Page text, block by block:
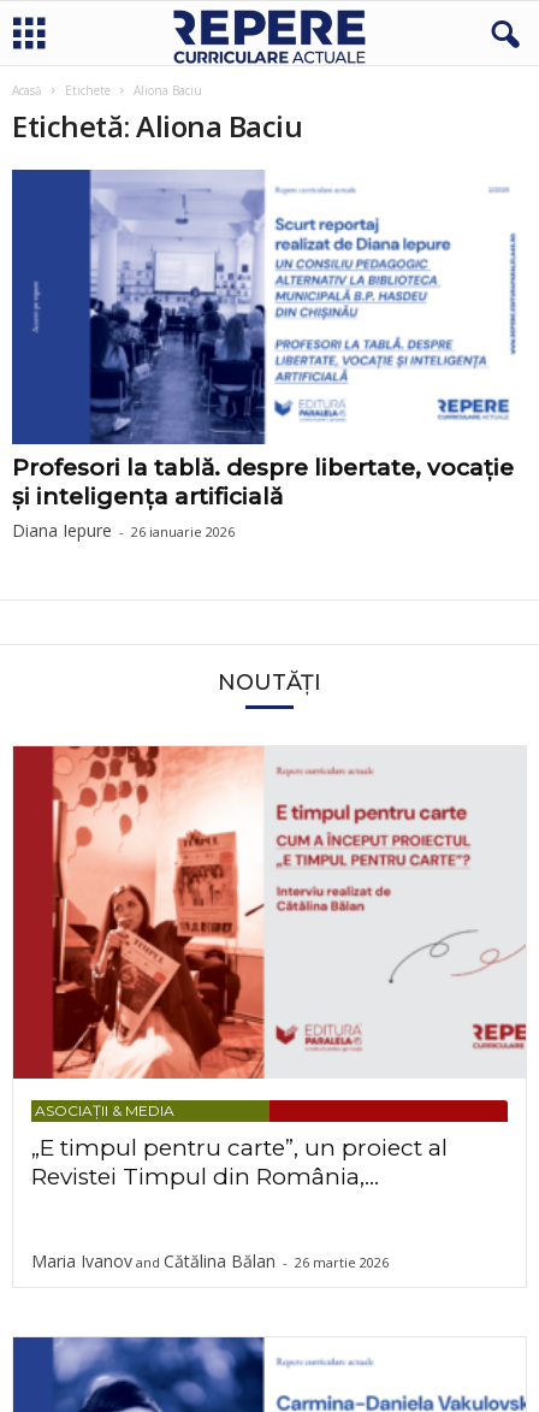
Acasă Etichete Aliona Baciu
Etichetă: Aliona Baciu
Profesori la tablă. despre libertate, vocație
și inteligența artificială
Diana Iepure - 26 ianuarie 2026
NOUTĂȚI
ASOCIAȚII & MEDIA
„E timpul pentru carte”, un proiect al
Revistei Timpul din România,...
Maria Ivanov and Cătălina Bălan - 26 martie 2026